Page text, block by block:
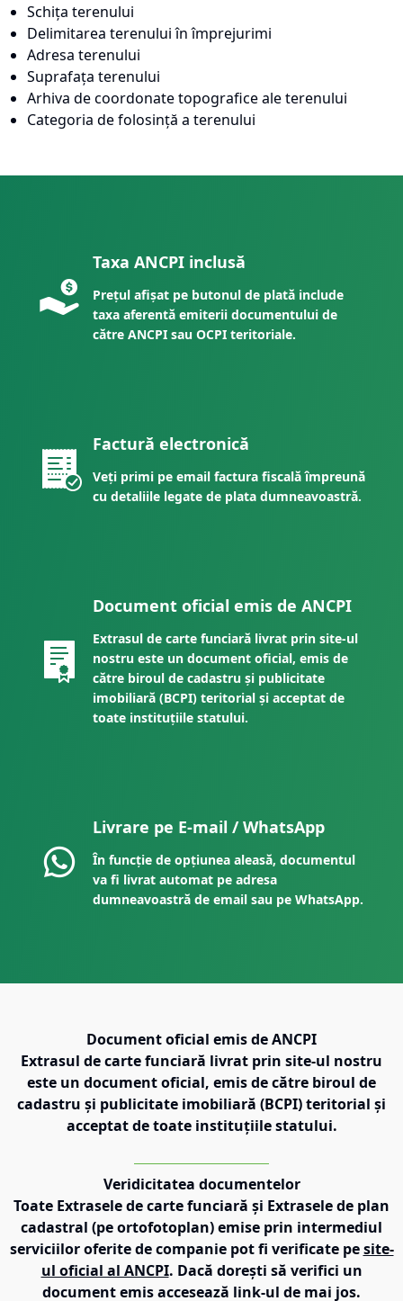
Schița terenului
Delimitarea terenului în împrejurimi
Adresa terenului
Suprafața terenului
Arhiva de coordonate topografice ale terenului
Categoria de folosință a terenului
Taxa ANCPI inclusă
Prețul afișat pe butonul de plată include
taxa aferentă emiterii documentului de
către ANCPI sau OCPI teritoriale.
Factură electronică
Veți primi pe email factura fiscală împreună
cu detaliile legate de plata dumneavoastră.
Document oficial emis de ANCPI
Extrasul de carte funciară livrat prin site-ul
nostru este un document oficial, emis de
către biroul de cadastru și publicitate
imobiliară (BCPI) teritorial și acceptat de
toate instituțiile statului.
Livrare pe E-mail / WhatsApp
În funcție de opțiunea aleasă, documentul
va fi livrat automat pe adresa
dumneavoastră de email sau pe WhatsApp.
Document oficial emis de ANCPI
Extrasul de carte funciară livrat prin site-ul nostru
este un document oficial, emis de către biroul de
cadastru și publicitate imobiliară (BCPI) teritorial și
acceptat de toate instituțiile statului.
Veridicitatea documentelor
Toate Extrasele de carte funciară și Extrasele de plan
cadastral (pe ortofotoplan) emise prin intermediul
serviciilor oferite de companie pot fi verificate pe site-
ul oficial al ANCPI. Dacă dorești să verifici un
document emis accesează link-ul de mai jos.